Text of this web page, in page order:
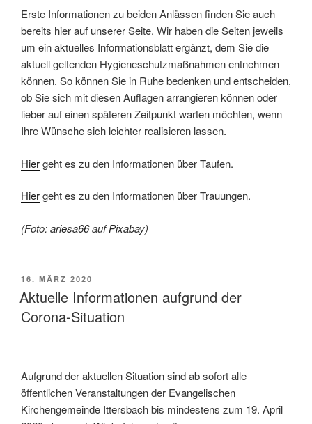
Erste Informationen zu beiden Anlässen finden Sie auch
bereits hier auf unserer Seite. Wir haben die Seiten jeweils
um ein aktuelles Informationsblatt ergänzt, dem Sie die
aktuell geltenden Hygieneschutzmaßnahmen entnehmen
können. So können Sie in Ruhe bedenken und entscheiden,
ob Sie sich mit diesen Auflagen arrangieren können oder
lieber auf einen späteren Zeitpunkt warten möchten, wenn
Ihre Wünsche sich leichter realisieren lassen.
Hiergeht es zu den Informationen über Taufen.
Hiergeht es zu den Informationen über Trauungen.
(Foto:ariesa66aufPixabay)
VERÖFFENTLICHT
AM
16. MÄRZ 2020
Aktuelle Informationen aufgrund der
Corona-Situation
Aufgrund der aktuellen Situation sind ab sofort alle
öffentlichen Veranstaltungen der Evangelischen
Kirchengemeinde Ittersbach bis mindestens zum 19. April